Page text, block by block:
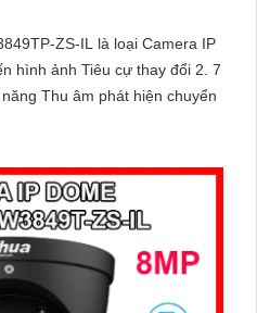
ZS-IL là loại Camera IP
hình ảnh Tiêu cự thay đổi 2. 7
Thu âm phát hiện chuyển